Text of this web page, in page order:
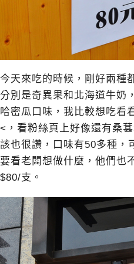
今天來吃的時候，剛好兩種
分別是奇異果和北海道牛奶
哈密瓜口味，我比較想吃看
<，看粉絲頁上好像還有桑
該也很讚，口味有50多種，
要看老闆想做什麼，他們也
$80/支。